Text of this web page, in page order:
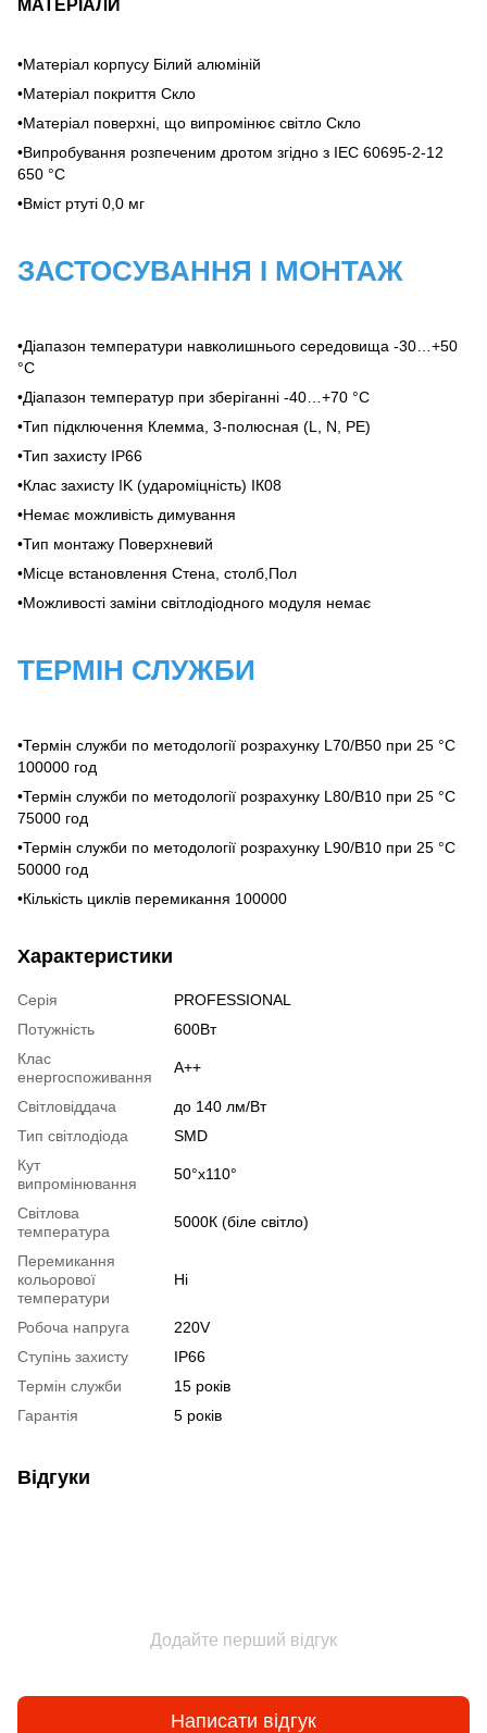
МАТЕРІАЛИ
•Матеріал корпусу Білий алюміній
•Матеріал покриття Скло
•Матеріал поверхні, що випромінює світло Скло
•Випробування розпеченим дротом згідно з IEC 60695-2-12
650 °С
•Вміст ртуті 0,0 мг
ЗАСТОСУВАННЯ І МОНТАЖ
•Діапазон температури навколишнього середовища -30…+50
°С
•Діапазон температур при зберіганні -40…+70 °C
•Тип підключення Клемма, 3-полюсная (L, N, PE)
•Тип захисту IP66
•Клас захисту IK (удароміцність) ІК08
•Немає можливість димування
•Тип монтажу Поверхневий
•Місце встановлення Стена, столб,Пол
•Можливості заміни світлодіодного модуля немає
ТЕРМІН СЛУЖБИ
•Термін служби по методології розрахунку L70/B50 при 25 °C
100000 год
•Термін служби по методології розрахунку L80/B10 при 25 °C
75000 год
•Термін служби по методології розрахунку L90/B10 при 25 °C
50000 год
•Кількість циклів перемикання 100000
Характеристики
Серія
PROFESSIONAL
Потужність
600Вт
Клас
енергоспоживання
А++
Світловіддача
до 140 лм/Вт
Тип світлодіода
SMD
Кут
випромінювання
50°х110°
Світлова
температура
5000К (біле світло)
Перемикання
кольорової
температури
Ні
Робоча напруга
220V
Ступінь захисту
IP66
Термін служби
15 років
Гарантія
5 років
Відгуки
Додайте перший відгук
Написати відгук